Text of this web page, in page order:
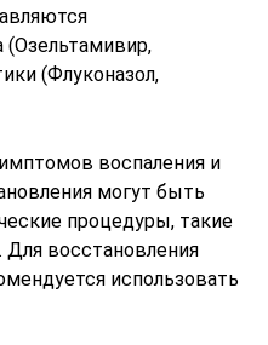
(Флуконазол,
воспаления и
могут быть
процедуры, такие
восстановления
использовать